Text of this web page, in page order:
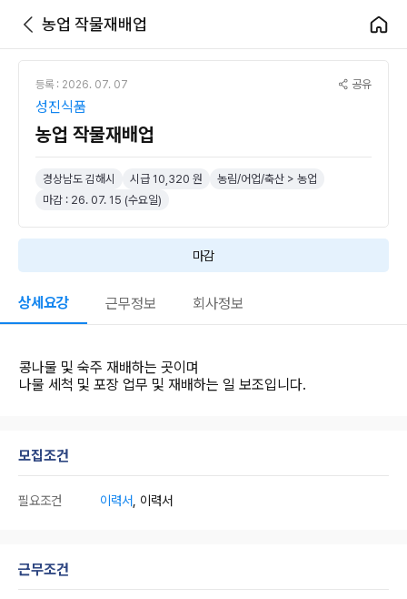
농업 작물재배업
등록 : 2026. 07. 07 공유
성진식품
농업 작물재배업
경상남도 김해시 시급 10,320 원
농림/어업/축산 > 농업
마감 : 26. 07. 15 (수요일)
마감
상세요강 근무정보 회사정보
콩나물 및 숙주 재배하는 곳이며
나물 세척 및 포장 업무 및 재배하는 일 보조입니다.
모집조건
필요조건 이력서 , 이력서
근무조건